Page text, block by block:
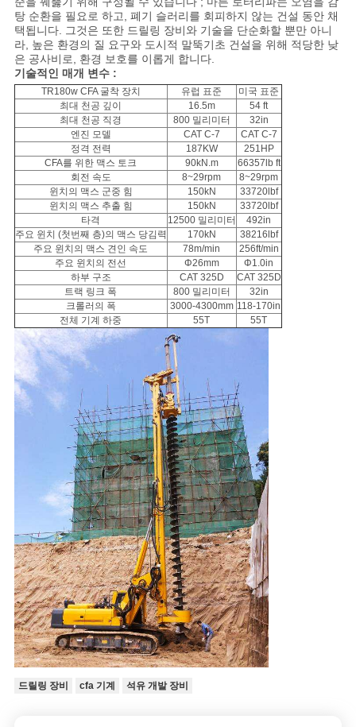
개
인
정
보
보
호
정
책
탕 순환을 필요로 하고, 폐기 슬러리를 회피하지 않는 건설 동안 채
택됩니다. 그것은 또한 드릴링 장비와 기술을 단순화할 뿐만 아니
라, 높은 환경의 질 요구와 도시적 말뚝기초 건설을 위해 적당한 낮
은 공사비로, 환경 보호를 이롭게 합니다.
기술적인 매개 변수 :
TR180w CFA 굴착 장치 유럽 표준
미국 표준
최대 천공 깊이
16.5m
54 ft
최대 천공 직경
800 밀리미터
32in
엔진 모델
CAT C-7
CAT C-7
정격 전력
187KW
251HP
CFA를 위한 맥스 토크
90kN.m
66357lb ft
회전 속도
8~29rpm
8~29rpm
윈치의 맥스 군중 힘
150kN
33720lbf
윈치의 맥스 추출 힘
150kN
33720lbf
타격
12500 밀리미터
492in
주요 윈치 (첫번째 층)의 맥스 당김력
170kN
38216lbf
주요 윈치의 맥스 견인 속도
78m/min
256ft/min
주요 윈치의 전선
Φ26mm
Φ1.0in
하부 구조
CAT 325D
CAT 325D
트랙 링크 폭
800 밀리미터
32in
크롤러의 폭
3000-4300mm 118-170in
전체 기계 하중
55T 55T
드릴링 장비 cfa 기계 석유 개발 장비